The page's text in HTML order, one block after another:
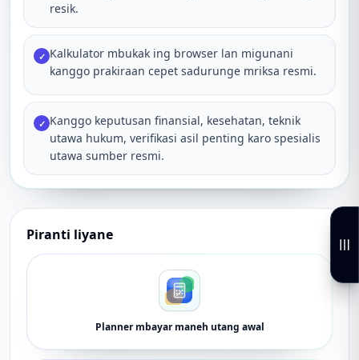
resik.
✓ Kalkulator mbukak ing browser lan migunani
kanggo prakiraan cepet sadurunge mriksa resmi.
✓ Kanggo keputusan finansial, kesehatan, teknik
utawa hukum, verifikasi asil penting karo spesialis
utawa sumber resmi.
Piranti liyane
Planner mbayar maneh utang awal